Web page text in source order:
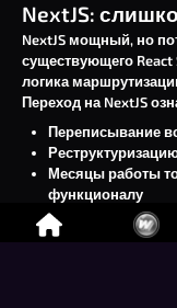
NextJS:
NextJS мощный, но
существующего React
логика
Переход на NextJS
Переписывание
Месяцы работы
функционалу
Потенциальные
Изменение